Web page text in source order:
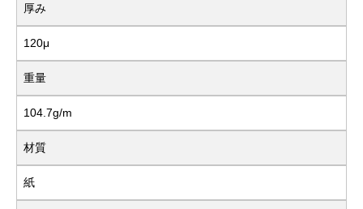
厚み
120μ
重量
104.7g/m
材質
紙